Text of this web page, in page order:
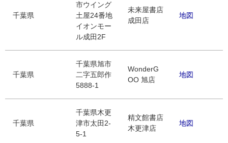
千葉県
市ウイング
土屋24番地
イオンモー
ル成田2F
未来屋書店
成田店
地図
千葉県
千葉県旭市
二字五郎作
5888-1
WonderG
OO 旭店
地図
千葉県
千葉県木更
津市太田2-
5-1
精文館書店
木更津店
地図